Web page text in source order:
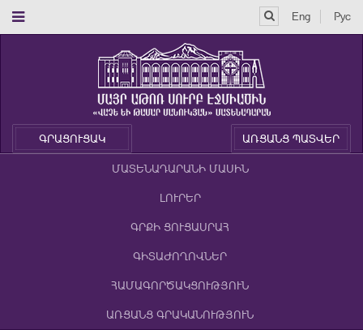
Eng Рус
ԳՐԱՑՈՒՑԱԿ ԱՌՑԱՆՑ ՊԱՏՎԵՐ
ՄԱՏԵՆԱԴԱՐԱՆԻ ՄԱՍԻՆ
ԼՈՒՐԵՐ
ԳՐՔԻ ՑՈՒՑԱՍՐԱՀ
ԳԻՏԱԺՈՂՈՎՆԵՐ
ՀԱՄԱԳՈՐԾԱԿՑՈՒԹՅՈՒՆ
ԱՌՑԱՆՑ ԳՐԱԿԱՆՈՒԹՅՈՒՆ